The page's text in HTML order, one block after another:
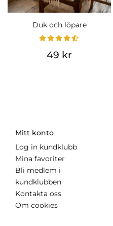
Duk och löpare
49 kr
Mitt konto
Log in kundklubb
Mina favoriter
Bli medlem i
kundklubben
Kontakta oss
Om cookies